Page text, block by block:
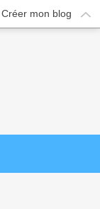
Créer mon blog